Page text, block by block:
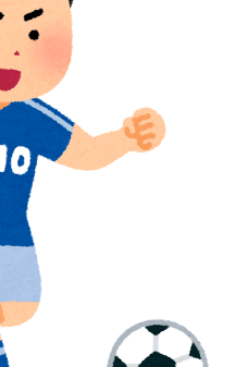
り込む【海外の反応】
の医療従事者の倫理観の高さ
快な弾丸19号HRと好守備で
「トレードされなくて良かっ
償を放棄する案を日本側に提
反応
心配する理由はこれだ
韓国サッカーに衝撃的不祥
の不適切接待発覚！海外騒